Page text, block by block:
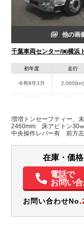
他の画
千葉車両センター/㈱横浜
初年度
令和8年3月
走行
2,000(km)
千葉県
W:2,460
エアバッグ アル
増増トンセーフティー、
2460mm 床アピトン30
中央操作レバー有 前方
タンション1対 ロープフ
在庫・価
電話で
お問い
お問い合わせNo.